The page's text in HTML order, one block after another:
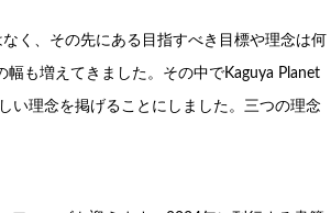
く、その先にある目指すべき目標や理念は何
も増えてきました。その中でKaguya Planet
い理念を掲げることにしました。三つの理念